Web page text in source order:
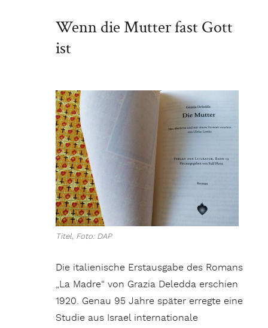
Wenn die Mutter fast Gott
ist
Titel, Foto: DAP
Die italienische Erstausgabe des Romans
„La Madre“ von Grazia Deledda erschien
1920. Genau 95 Jahre später erregte eine
Studie aus Israel internationale